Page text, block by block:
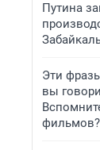
Путина
Эти
вы